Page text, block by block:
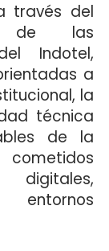
través del
de las
Indotel,
a
la
técnica
de la